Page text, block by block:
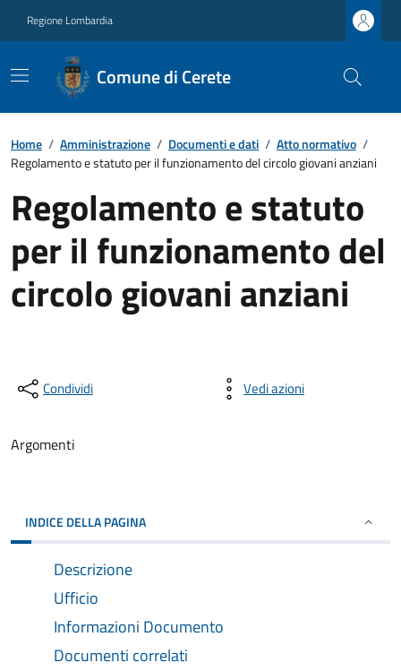
Regione Lombardia
Comune di Cerete
Home / Amministrazione / Documenti e dati / Atto normativo /
Regolamento e statuto per il funzionamento del circolo giovani anziani
Regolamento e statuto
per il funzionamento del
circolo giovani anziani
Condividi Vedi azioni
Argomenti
INDICE DELLA PAGINA
Descrizione
Ufficio
Informazioni Documento
Documenti correlati